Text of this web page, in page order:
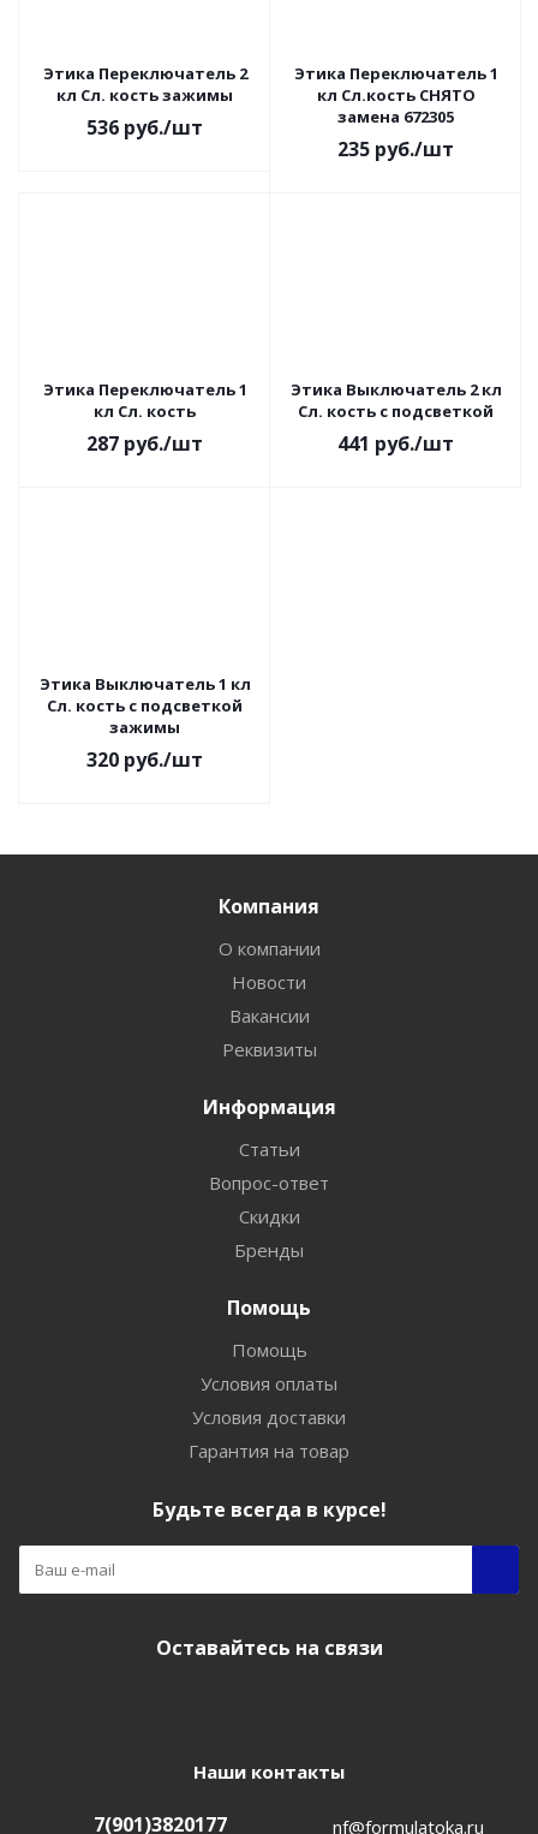
Этика Переключатель 2
кл Сл. кость зажимы
536 руб./шт
Этика Переключатель 1
кл Сл.кость СНЯТО
замена 672305
235 руб./шт
Этика Переключатель 1
кл Сл. кость
287 руб./шт
Этика Выключатель 2 кл
Сл. кость с подсветкой
441 руб./шт
Этика Выключатель 1 кл
Сл. кость с подсветкой
зажимы
320 руб./шт
Компания
О компании
Новости
Вакансии
Реквизиты
Информация
Статьи
Вопрос-ответ
Скидки
Бренды
Помощь
Помощь
Условия оплаты
Условия доставки
Гарантия на товар
Будьте всегда в курсе!
Оставайтесь на связи
Наши контакты
7(901)3820177 nf@formulatoka.ru